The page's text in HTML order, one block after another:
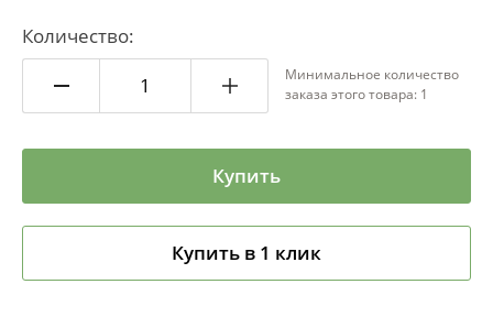
Количество:
Минимальное количество
заказа этого товара: 1
Купить
Купить в 1 клик